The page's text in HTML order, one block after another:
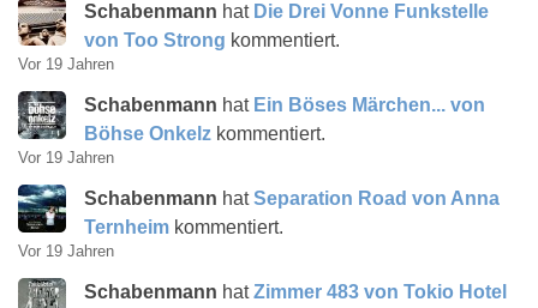
Schabenmann hat Die Drei Vonne Funkstelle
von Too Strong kommentiert.
Vor 19 Jahren
Schabenmann hat Ein Böses Märchen... von
Böhse Onkelz kommentiert.
Vor 19 Jahren
Schabenmann hatSeparation Road von Anna
Ternheim kommentiert.
Vor 19 Jahren
Schabenmann hatZimmer 483 von Tokio Hotel